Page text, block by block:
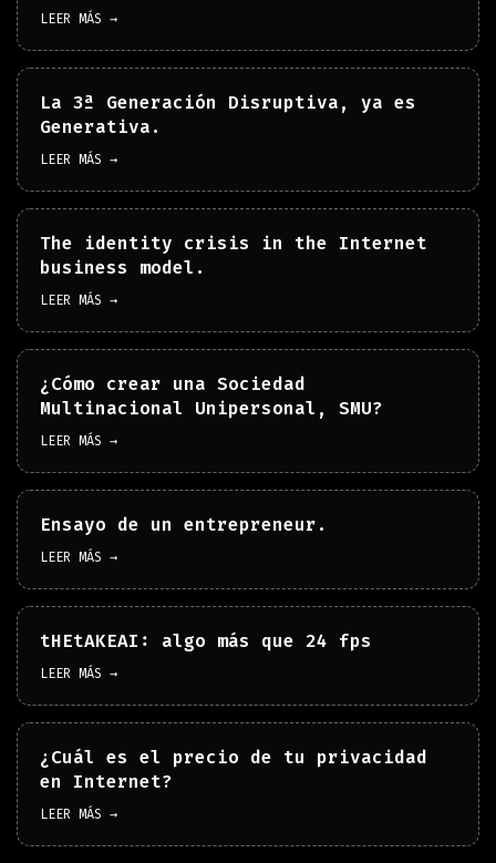
LEER MÁS →
La 3ª Generación Disruptiva, ya es
Generativa.
LEER MÁS →
The identity crisis in the Internet
business model.
LEER MÁS →
¿Cómo crear una Sociedad
Multinacional Unipersonal, SMU?
LEER MÁS →
Ensayo de un entrepreneur.
LEER MÁS →
tHEtAKEAI: algo más que 24 fps
LEER MÁS →
¿Cuál es el precio de tu privacidad
en Internet?
LEER MÁS →